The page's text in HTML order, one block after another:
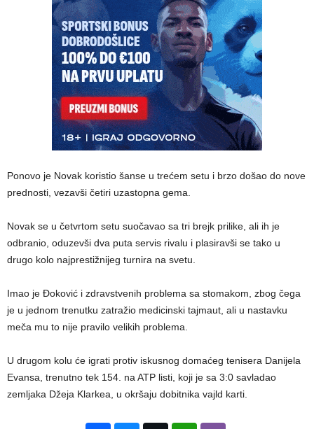
Ponovo je Novak koristio šanse u trećem setu i brzo došao do nove
prednosti, vezavši četiri uzastopna gema.
Novak se u četvrtom setu suočavao sa tri brejk prilike, ali ih je
odbranio, oduzevši dva puta servis rivalu i plasiravši se tako u
drugo kolo najprestižnijeg turnira na svetu.
Imao je Đoković i zdravstvenih problema sa stomakom, zbog čega
je u jednom trenutku zatražio medicinski tajmaut, ali u nastavku
meča mu to nije pravilo velikih problema.
U drugom kolu će igrati protiv iskusnog domaćeg tenisera Danijela
Evansa, trenutno tek 154. na ATP listi, koji je sa 3:0 savladao
zemljaka Džeja Klarkea, u okršaju dobitnika vajld karti.